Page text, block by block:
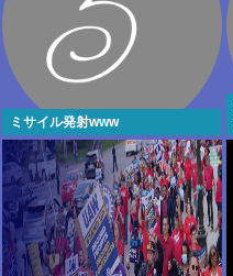
ミサイル発射www